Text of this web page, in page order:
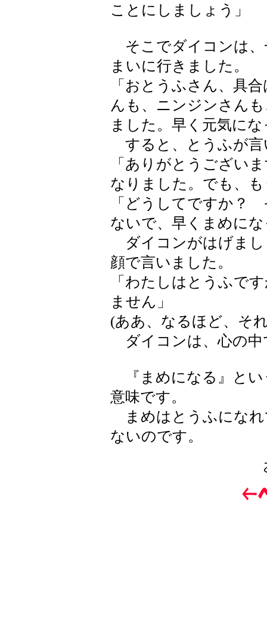
ことにしましょう」
そこでダイコンは、
まいに行きました。
「おとうふさん、具
んも、ニンジンさん
ました。早く元気に
すると、とうふが言
「ありがとうござい
なりました。でも、
「どうしてですか？
ないで、早くまめに
ダイコンがはげまし
顔で言いました。
「わたしはとうふで
ません」
(ああ、なるほど、そ
ダイコンは、心の中
『まめになる』とい
意味です。
まめはとうふになれ
ないのです。